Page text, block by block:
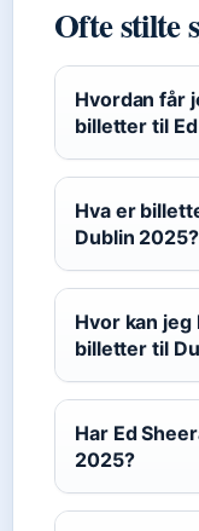
Ofte stilte
Hvordan får
billetter til
Hva er
Dublin 2025?
Hvor kan
billetter til
Har Ed
2025?